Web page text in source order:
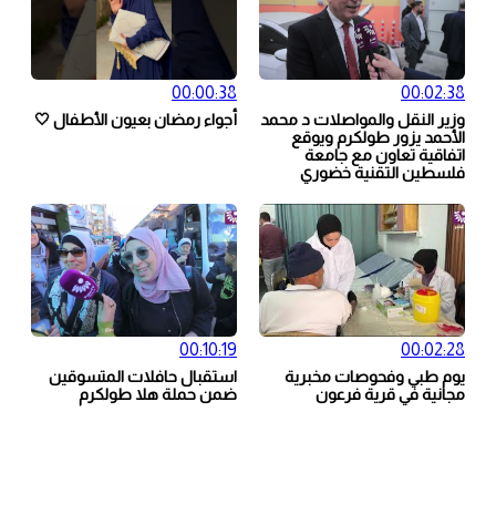
00:02:38
وزير النقل والمواصلات د محمد
الأحمد يزور طولكرم ويوقع
اتفاقية تعاون مع جامعة
فلسطين التقنية خضوري
00:00:38
أجواء رمضان بعيون الأطفال 🤍
00:02:28
يوم طبي وفحوصات مخبرية
مجانية في قرية فرعون
00:10:19
استقبال حافلات المتسوقين
ضمن حملة هلا طولكرم